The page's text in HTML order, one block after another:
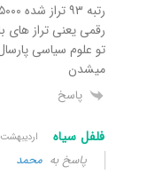
میشدن
پاسخ
فلفل سیاه اردیبهشت ۲۱, ۱۴۰۵ ۷:۴۵ ق٫ظ
پاسخ به محمد